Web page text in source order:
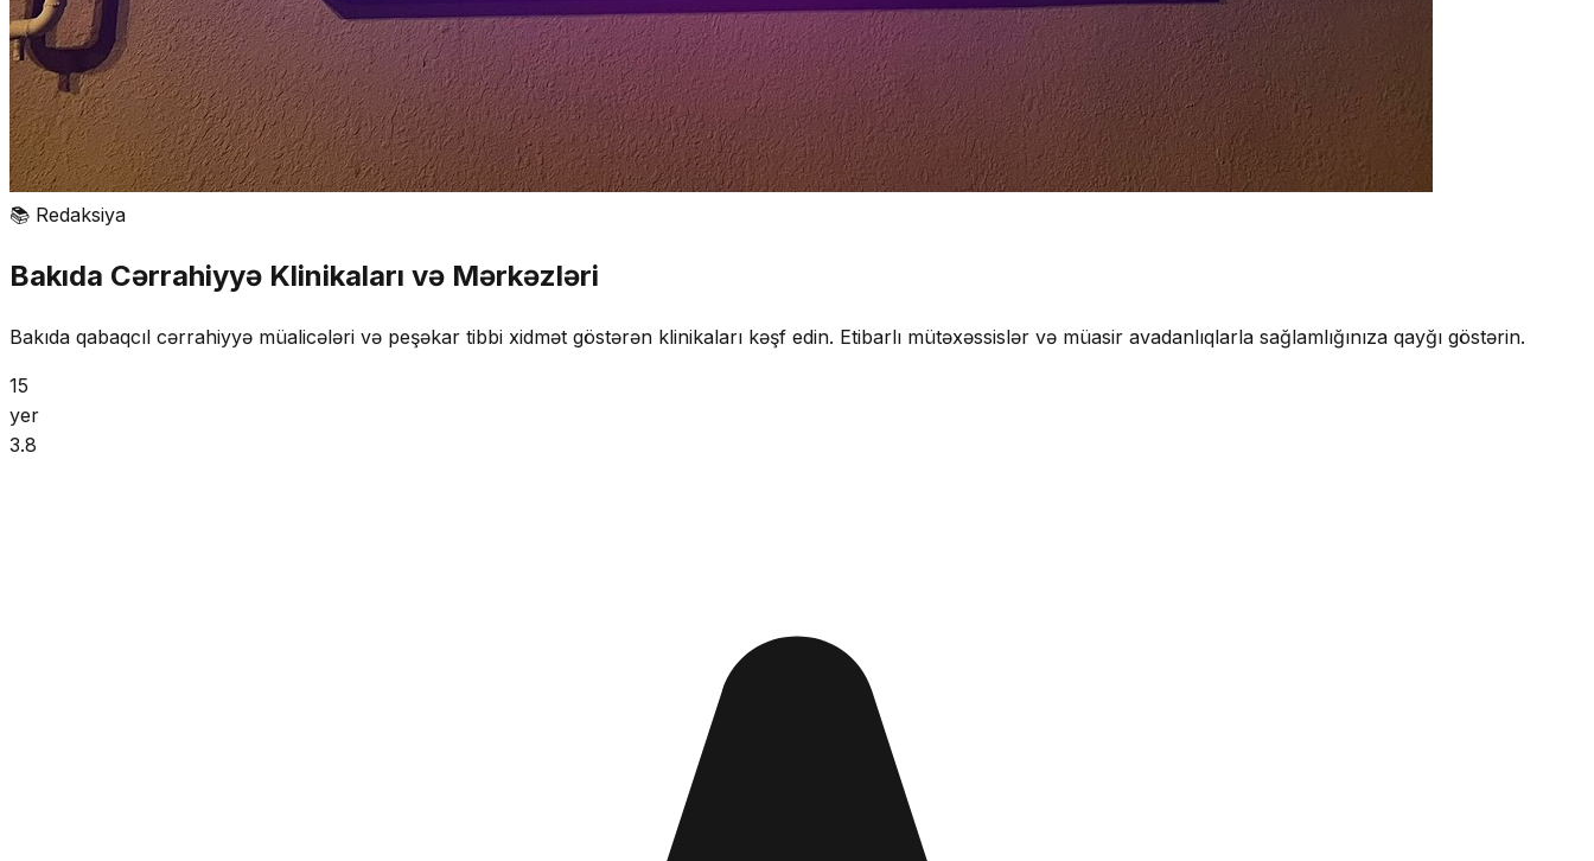
📚 Redaksiya
Bakıda Cərrahiyyə Klinikaları və Mərkəzləri
Bakıda qabaqcıl cərrahiyyə müalicələri və peşəkar tibbi xidmət göstərən klinikaları kəşf edin. Etibarlı mütəxəssislər və müasir avadanlıqlarla sağlamlığınıza qayğı göstərin.
15
yer
3.8